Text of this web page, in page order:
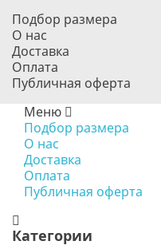
Подбор размера
О нас
Доставка
Оплата
Публичная оферта
Меню
Подбор размера
О нас
Доставка
Оплата
Публичная оферта
Категории